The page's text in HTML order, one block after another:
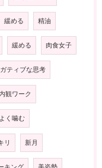
緩める 精油
緩める 肉食女子
ティブな思考
内観ワーク
よく噛む
リ 新月